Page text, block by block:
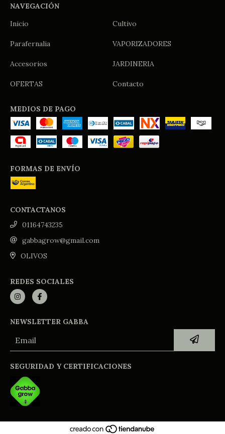
NAVEGACIÓN
Inicio
Cultivo
Parafernalia VAPORIZADORES
Accesorios JARDINERIA
OFERTAS Contacto
MEDIOS DE PAGO
FORMAS DE ENVÍO
CONTACTANOS
01164743235
gabbagrow@gmail.com
OLIVOS
REDES SOCIALES
NEWSLETTER GABBA
SEGURIDAD Y CERTIFICACIONES